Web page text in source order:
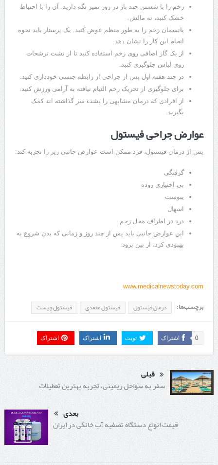
زخم را با شستن چند بار در روز تمیز نگه دارید. آن را با احتیاط
خشک کنید، نه مالش.
پانسمان زخم را به طور منظم عوض کنید. یک پرستار باید نحوه
انجام این کار را نشان دهد.
از یک گاز اضافی روی زخم استفاده کنید تا از نشت ترشحات
روی لباس جلوگیری کنید.
در چند هفته اول پس از جراحی از رابطه جنسی خودداری کنید.
برای جلوگیری از تحریک زخم التیام نیافته به آرامی ورزش کنید.
از افرادی که درمان مشابهی را پشت سر گذاشته اند کمک
بگیرید.
عوارض جراحی فیستول
پس از درمان فیستول، فرد ممکن است عوارض جانبی زیر را تجربه کند:
گرفتگی
بی اختیاری روده
یبوست
اسهال
درد در اطراف محل زخم
این عوارض جانبی باید پس از چند روز و زمانی که بدن شروع به
بهبودی کرد، از بین برود.
www.medicalnewstoday.com
برچسب‌ها: درمان فیستول فیستول مقعدی فیستول چیست
اشتراک 0 تویت اشتراک اشتراک
قبلی
سفر به سواحل ریمینی، تجربه بهترین تعطیلات
بعدی
قیمت انواع دستگاه تصفیه آب خانگی در ایران